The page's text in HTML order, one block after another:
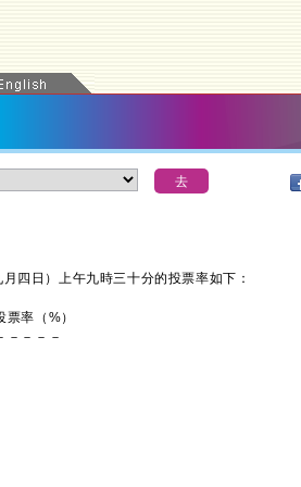
日）上午九時三十分的投票率如下：
率（%）
－－－